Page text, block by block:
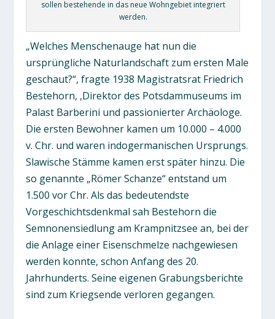
sollen bestehende in das neue Wohngebiet integriert
werden.
„Welches Menschenauge hat nun die
ursprüngliche Naturlandschaft zum ersten Male
geschaut?“, fragte 1938 Magistratsrat Friedrich
Bestehorn, ,Direktor des Potsdammuseums im
Palast Barberini und passionierter Archäologe.
Die ersten Bewohner kamen um 10.000 – 4.000
v. Chr. und waren indogermanischen Ursprungs.
Slawische Stämme kamen erst später hinzu. Die
so genannte „Römer Schanze“ entstand um
1.500 vor Chr. Als das bedeutendste
Vorgeschichtsdenkmal sah Bestehorn die
Semnonensiedlung am Krampnitzsee an, bei der
die Anlage einer Eisenschmelze nachgewiesen
werden konnte, schon Anfang des 20.
Jahrhunderts. Seine eigenen Grabungsberichte
sind zum Kriegsende verloren gegangen.